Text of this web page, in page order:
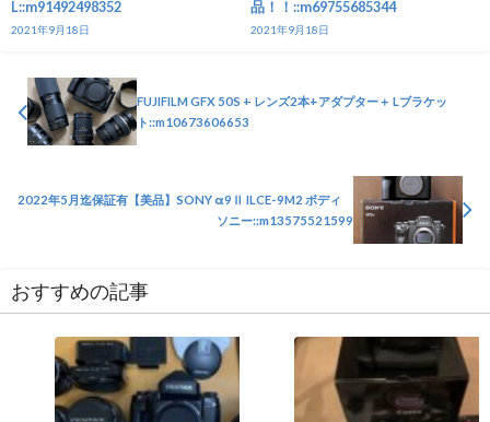
L::m91492498352
2021年9月18日
品！！::m69755685344
2021年9月18日
FUJIFILM GFX 50S + レンズ2本+アダプター＋ Lブラケッ
ト::m10673606653
2022年5月迄保証有【美品】SONY α9Ⅱ ILCE-9M2 ボディ
ソニー::m13575521599
おすすめの記事